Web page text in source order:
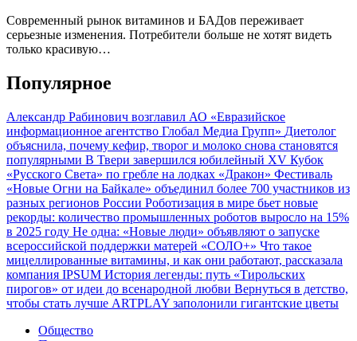
Современный рынок витаминов и БАДов переживает
серьезные изменения. Потребители больше не хотят видеть
только красивую…
Популярное
Александр Рабинович возглавил АО «Евразийское
информационное агентство Глобал Медиа Групп» Диетолог
объяснила, почему кефир, творог и молоко снова становятся
популярными В Твери завершился юбилейный XV Кубок
«Русского Света» по гребле на лодках «Дракон» Фестиваль
«Новые Огни на Байкале» объединил более 700 участников из
разных регионов России Роботизация в мире бьет новые
рекорды: количество промышленных роботов выросло на 15%
в 2025 году Не одна: «Новые люди» объявляют о запуске
всероссийской поддержки матерей «СОЛО+» Что такое
мицеллированные витамины, и как они работают, рассказала
компания IPSUM История легенды: путь «Тирольских
пирогов» от идеи до всенародной любви Вернуться в детство,
чтобы стать лучше ARTPLAY заполонили гигантские цветы
Общество